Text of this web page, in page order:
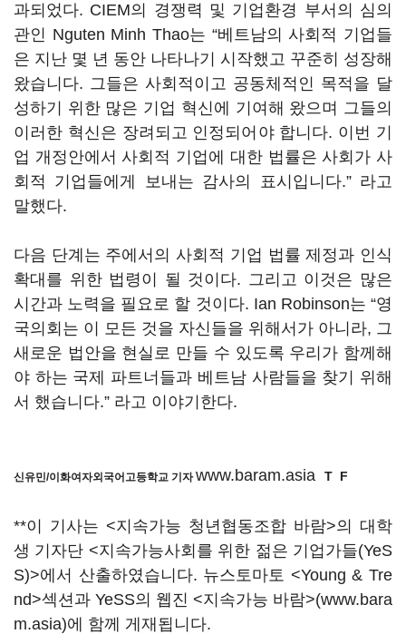
과되었다. CIEM의 경쟁력 및 기업환경 부서의 심의
관인 Nguten Minh Thao는 “베트남의 사회적 기업들
은 지난 몇 년 동안 나타나기 시작했고 꾸준히 성장해
왔습니다. 그들은 사회적이고 공동체적인 목적을 달
성하기 위한 많은 기업 혁신에 기여해 왔으며 그들의
이러한 혁신은 장려되고 인정되어야 합니다. 이번 기
업 개정안에서 사회적 기업에 대한 법률은 사회가 사
회적 기업들에게 보내는 감사의 표시입니다.” 라고
말했다.
다음 단계는 주에서의 사회적 기업 법률 제정과 인식
확대를 위한 법령이 될 것이다. 그리고 이것은 많은
시간과 노력을 필요로 할 것이다. Ian Robinson는 “영
국의회는 이 모든 것을 자신들을 위해서가 아니라, 그
새로운 법안을 현실로 만들 수 있도록 우리가 함께해
야 하는 국제 파트너들과 베트남 사람들을 찾기 위해
서 했습니다.” 라고 이야기한다.
신유민/이화여자외국어고등학교 기자www.baram.asia T F
**이 기사는 <지속가능 청년협동조합 바람>의 대학
생 기자단 <지속가능사회를 위한 젊은 기업가들(YeS
S)>에서 산출하였습니다. 뉴스토마토 <Young & Tre
nd>섹션과 YeSS의 웹진 <지속가능 바람>(www.bara
m.asia)에 함께 게재됩니다.